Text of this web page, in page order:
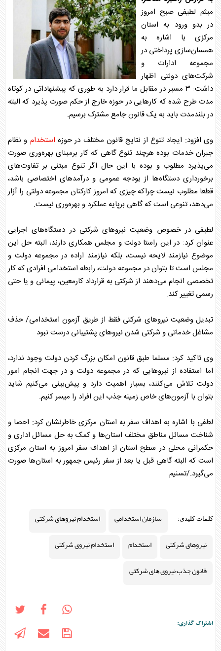
میثم لطیفی صبح امروز
در بدو ورود به استان
مرکزی با اشاره به
همسان‌سازی پرداختی در
مجموعه ادارات و
شرکت‌های دولتی اظهار
داشت: ۳ مسیر در مقابل ما قرار دارد به طوری که پیشنهاداتی در کوتاه
مدت طرح شده که کار‌هایی در حوزه خارج از حکم صورت پذیرد که البته
در بلندمدت باید به یک قانون جامع مشترک برسیم.
وی افزود: ایجاد تنوع از نتایج قانون مختلف در حوزه استخدام و نظام
جبران خدمات بوده هرچند تنوع گاهی که کار برمبنای بهره‌وری صورت
می‌پذیرد مطلوب و بوده با این حال اگر تنوع مبتنی بر تفاوت‌های
برخورداری دستگاه‌ها از بودجه عمومی و درآمد‌های اختصاصی باشد،
قطعا مطلوب نیست چراکه چیزی که امروز کارکنان مجموعه دولتی را آزار
می‌دهد، تنوعی است که گاهی برپایه عملکرد و بهره‌وری نیست.
لطیفی در خصوص وضعیت نیرو‌های شرکتی در دستگاه‌های اجرایی
عنوان کرد: در این راستا دولت و مجلس همکاری دارند، البته حل این
موضوع نیازمند لایحه نیست، بلکه نیازمند اراده در مجموعه دولت و
مجلس است تا بتوان در مجموعه دولت، رابطه استخدامی افرادی که کار
تخصصی انجام می‌دهند از شرکتی به قرارداد کارمعین، پیمانی و یا حتی
رسمی تغییر کند.
تبدیل وضعیت نیرو‌های شرکتی فقط از طریق آزمون استخدامی/ حذف
مشاغل خدماتی و شرکتی شدن نیرو‌های پشتیبانی درست نبود
وی تاکید کرد: مسلما طبق قانون امکان بزرگ کردن دولت وجود ندارد،
اما استفاده از نیرو‌هایی که در مجموعه دولت و در جهت انجام امور
دولت تلاش می‌کنند، بسیار اهمیت دارد و پیش‌بینی می‌کنیم شاید
بتوان با آزمون‌های خاص زمینه جذب این افراد را میسر کنیم.
لطفی با اشاره به اهداف سفر به استان مرکزی خاطرنشان کرد: احصا و
شناخت مسائل مناطق مختلف استان‌ها و کمک به حل مسائل اداری و
حکمرانی محلی در سطح استان از اهداف سفر امروز به استان مرکزی
است که البته گاهی قبل یا بعد از سفر رئیس جمهور به استان‌ها صورت
می‌گیرد./تسنیم
کلمات کلیدی: سازمان استخدامی
استخدام نیروهای شرکتی
نیروهای شرکتی
استخدام
استخدام نیروی شرکتی
قانون جذب نیروی های شرکتی
اشتراک گذاری: